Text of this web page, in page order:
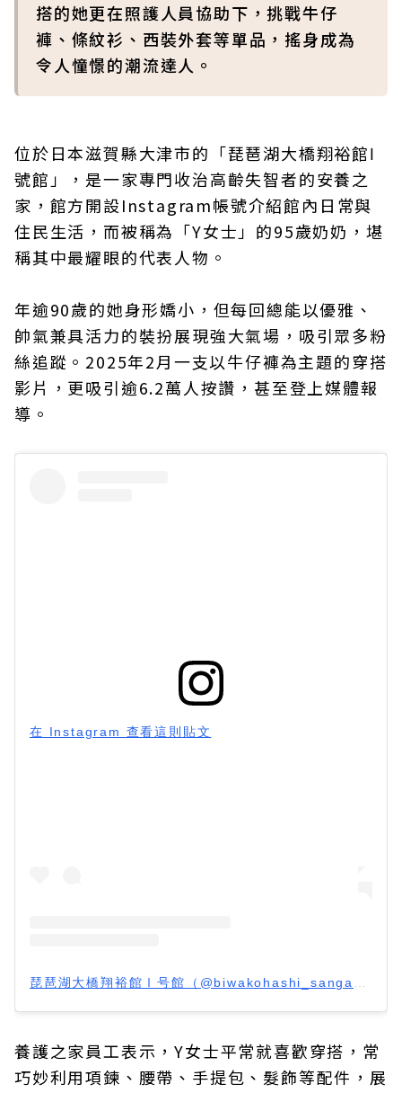
搭的她更在照護人員協助下，挑戰牛仔
褲、條紋衫、西裝外套等單品，搖身成為
令人憧憬的潮流達人。
位於日本滋賀縣大津市的「琵琶湖大橋翔裕館Ⅰ
號館」，是一家專門收治高齡失智者的安養之
家，館方開設Instagram帳號介紹館內日常與
住民生活，而被稱為「Y女士」的95歲奶奶，堪
稱其中最耀眼的代表人物。
年逾90歲的她身形嬌小，但每回總能以優雅、
帥氣兼具活力的裝扮展現強大氣場，吸引眾多粉
絲追蹤。2025年2月一支以牛仔褲為主題的穿搭
影片，更吸引逾6.2萬人按讚，甚至登上媒體報
導。
在 Instagram 查看這則貼文
養護之家員工表示，Y女士平常就喜歡穿搭，常
巧妙利用項鍊、腰帶、手提包、髮飾等配件，展